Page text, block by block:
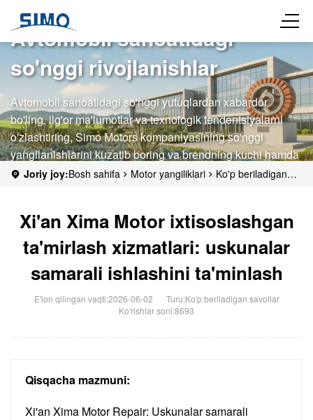
Avtomobil sanoatidagi
so'nggi rivojlanishlar
Avtomobil sanoatidagi so'nggi yutuqlardan xabardor
bo'ling, ilg'or ma'lumotlar va texnologik tendentsiyalarni
o'zlashtiring, Simo Motors kompaniyasining so'nggi
yangilanishlarini kuzatib boring va brendning kuchi hamda
sanoatdagi ta'sirini namoyish eting.
Joriy joy:Bosh sahifa Motor yangiliklari
Ko'p beriladigan
Xi'an Xima Motor ixtisoslashgan
ta'mirlash xizmatlari: uskunalar
samarali ishlashini ta'minlash
E'lon qilingan vaqti:2026-06-02 Turu:Ko'p beriladigan savollar
Ko'rishlar soni:8693
Qisqacha mazmuni:
Xi'an Xima Motor Repair: Uskunalar samarali